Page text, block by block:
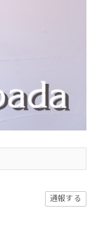
通報する